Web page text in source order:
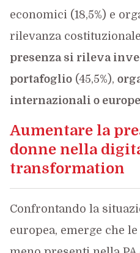
economici (18,5%) e
rilevanza costituzionale
presenza si rileva
portafoglio(45,5%),
internazionali o
Aumentare la
donne nella
transformation
Confrontando la
europea, emerge che